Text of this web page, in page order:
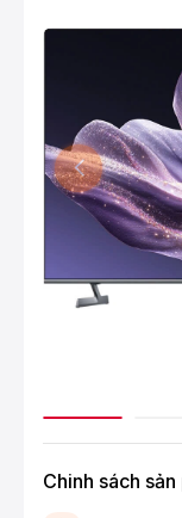
Chinh sách sản